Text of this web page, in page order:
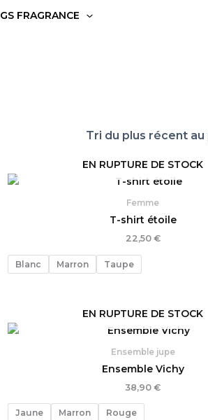
GS FRAGRANCE
EN RUPTURE DE STOCK
Femme
T-shirt étoile
22,50 €
Blanc Marron Taupe
EN RUPTURE DE STOCK
Ensemble jupe
Ensemble Vichy
38,90€
Jaune Marron Rouge